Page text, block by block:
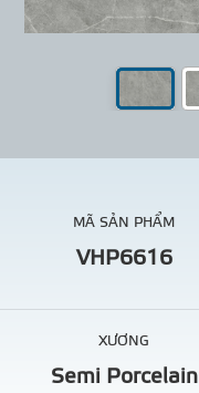
MÃ SẢN PHẨM
VHP6616
XƯƠNG
Semi Porcelain